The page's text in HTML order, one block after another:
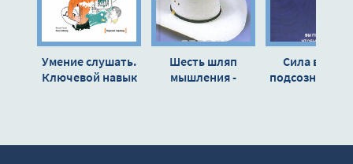
19
Умение слушать.
Ключевой навык
Шесть шляп
мышления -
Сила вашего
подсознания